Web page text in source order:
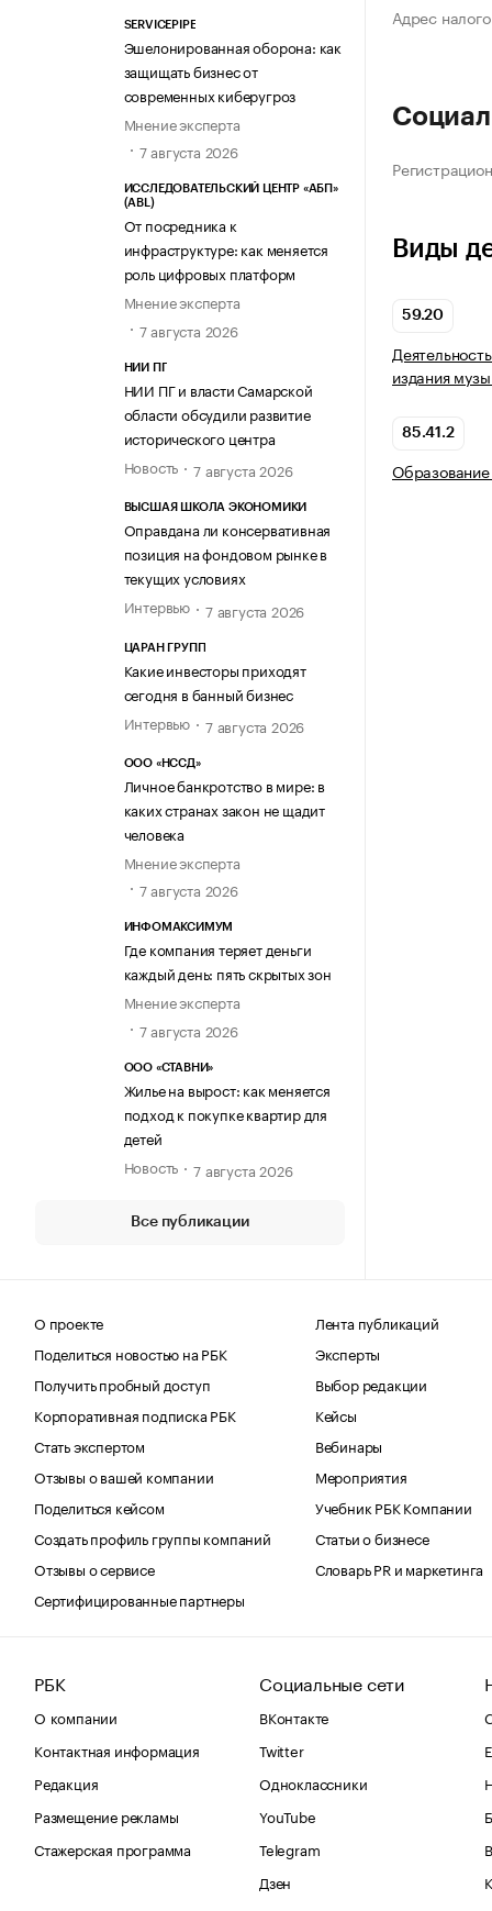
SERVICEPIPE
Эшелонированная оборона: как
защищать бизнес от
современных киберугроз
Мнение эксперта
7 августа 2026
ИССЛЕДОВАТЕЛЬСКИЙ ЦЕНТР «АБП»
(ABL)
От посредника к
инфраструктуре: как меняется
роль цифровых платформ
Мнение эксперта
7 августа 2026
НИИ ПГ
НИИ ПГ и власти Самарской
области обсудили развитие
исторического центра
Новость
7 августа 2026
ВЫСШАЯ ШКОЛА ЭКОНОМИКИ
Оправдана ли консервативная
позиция на фондовом рынке в
текущих условиях
Интервью
7 августа 2026
ЦАРАН ГРУПП
Какие инвесторы приходят
сегодня в банный бизнес
Интервью
7 августа 2026
ООО «НССД»
Личное банкротство в мире: в
каких странах закон не щадит
человека
Мнение эксперта
7 августа 2026
ИНФОМАКСИМУМ
Где компания теряет деньги
каждый день: пять скрытых зон
Мнение эксперта
7 августа 2026
ООО «СТАВНИ»
Жилье на вырост: как меняется
подход к покупке квартир для
детей
Новость
7 августа 2026
Все публикации
Адрес
Виды
59.20
издания
85.41.2
Образование
О проекте
Поделиться новостью на РБК
Получить пробный доступ
Корпоративная подписка РБК
Стать экспертом
Отзывы о вашей компании
Поделиться кейсом
Создать профиль группы компаний
Отзывы о сервисе
Сертифицированные партнеры
Лента публикаций
Эксперты
Выбор редакции
Кейсы
Вебинары
Мероприятия
Учебник РБК Компании
Статьи о бизнесе
Словарь PR и маркетинга
РБК
О компании
Контактная информация
Редакция
Размещение рекламы
Стажерская программа
Социальные сети
ВКонтакте
Twitter
Одноклассники
YouTube
Telegram
Дзен